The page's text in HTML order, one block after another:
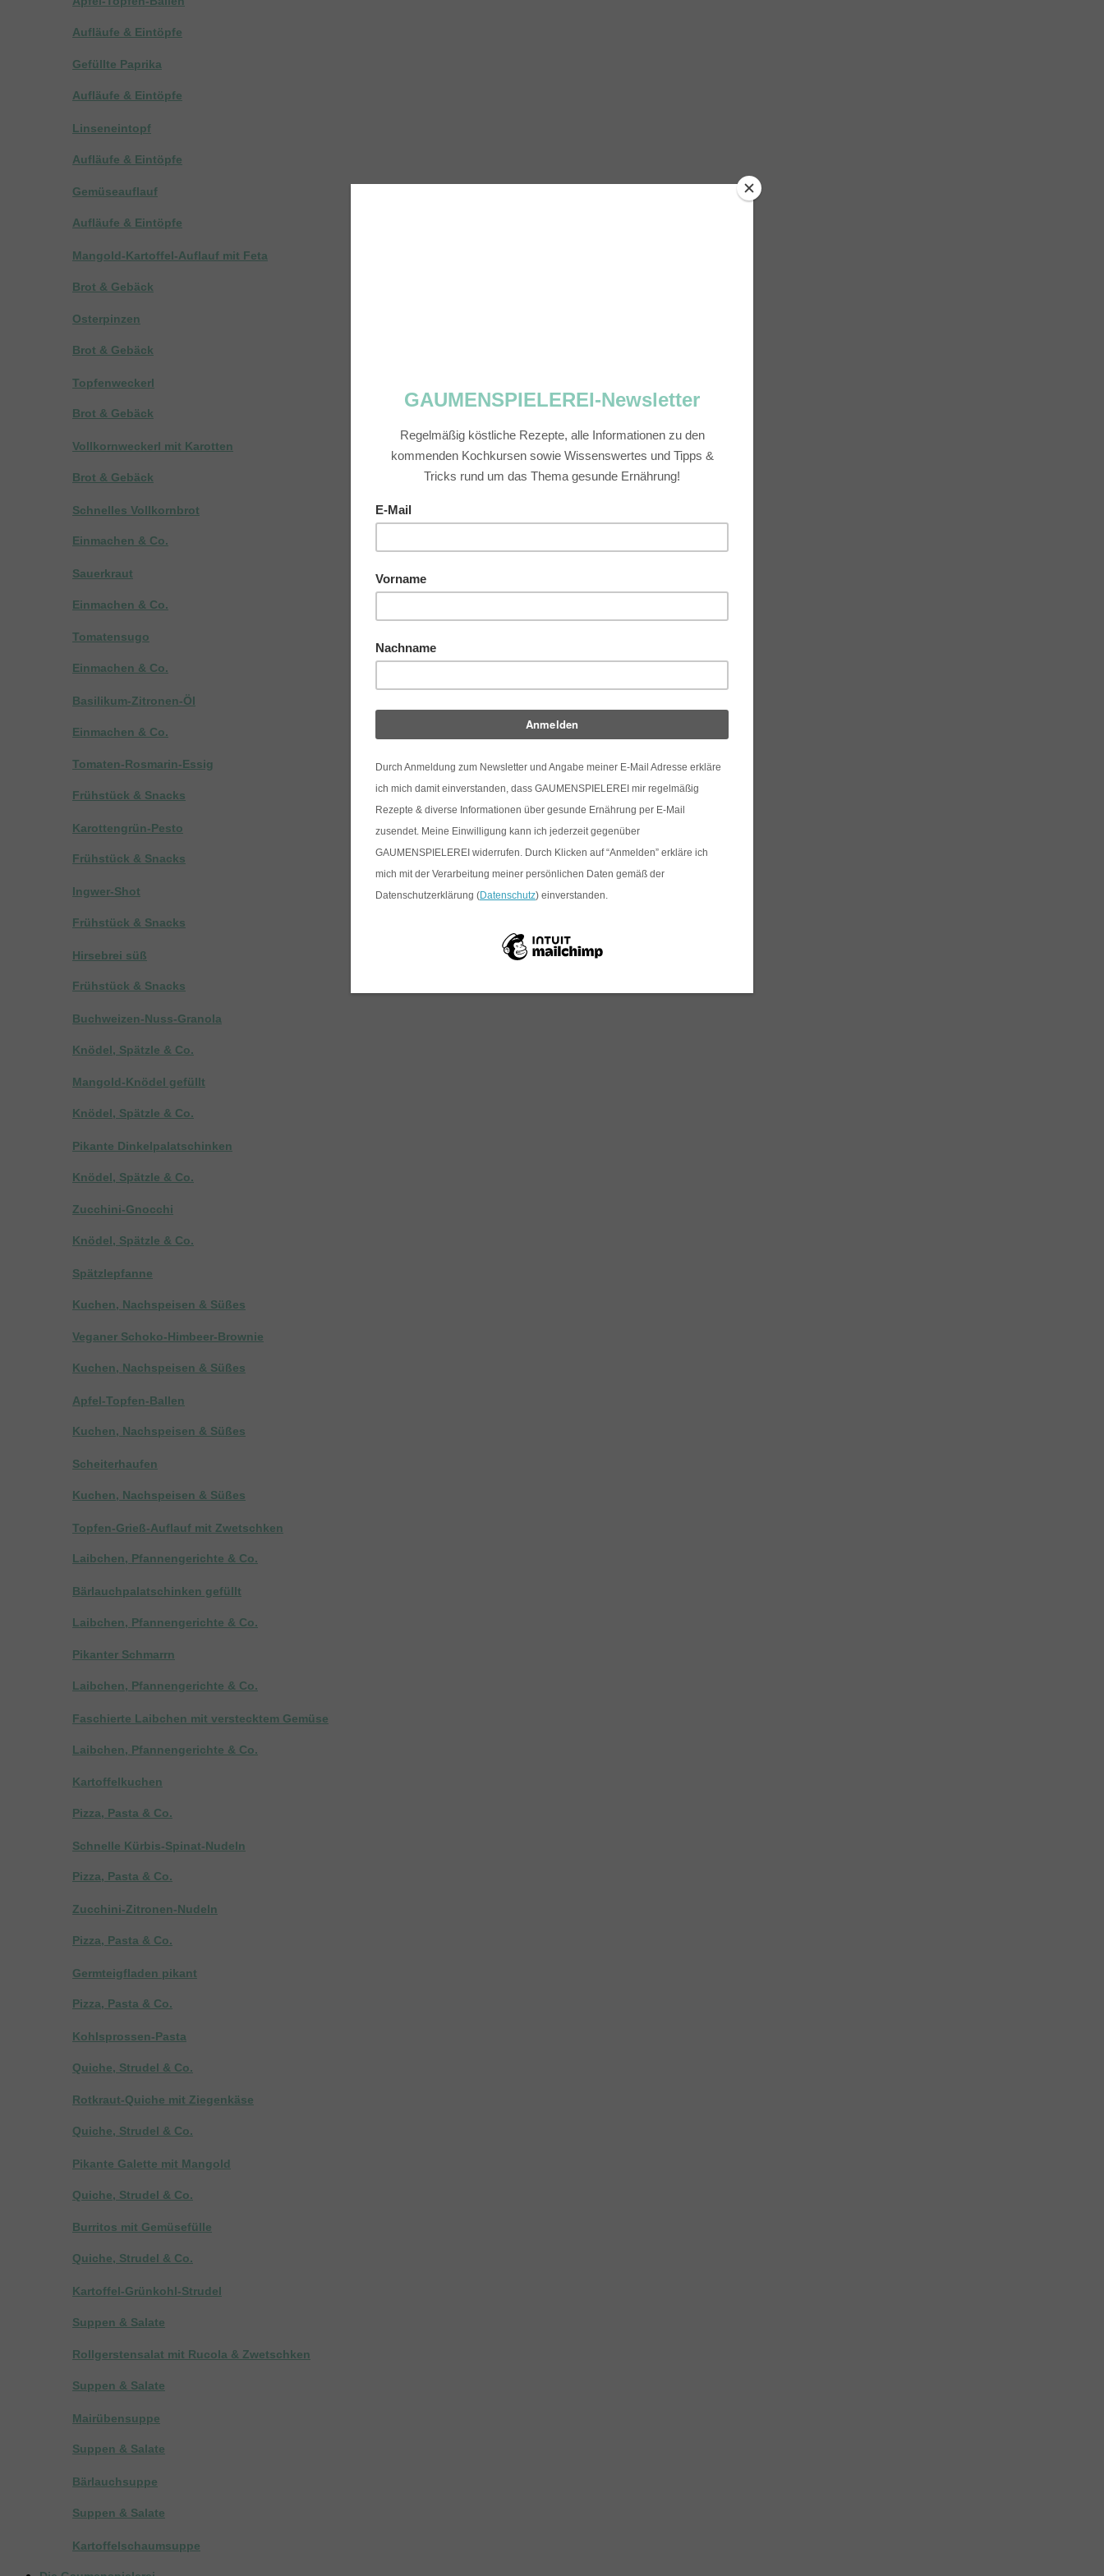
Aufläufe & Eintöpfe
Gefüllte Paprika
Aufläufe & Eintöpfe
Linseneintopf
Aufläufe & Eintöpfe
Gemüseauflauf
Aufläufe & Eintöpfe
Mangold-Kartoffel-Auflauf mit Feta
Brot & Gebäck
Osterpinzen
Brot & Gebäck
Topfenweckerl
Brot & Gebäck
Vollkornweckerl mit Karotten
Brot & Gebäck
Schnelles Vollkornbrot
Einmachen & Co.
Sauerkraut
Einmachen & Co.
Tomatensugo
Einmachen & Co.
Basilikum-Zitronen-Öl
Einmachen & Co.
Tomaten-Rosmarin-Essig
Frühstück & Snacks
Karottengrün-Pesto
Frühstück & Snacks
Ingwer-Shot
Frühstück & Snacks
Hirsebrei süß
Frühstück & Snacks
Buchweizen-Nuss-Granola
Knödel, Spätzle & Co.
Mangold-Knödel gefüllt
Knödel, Spätzle & Co.
Pikante Dinkelpalatschinken
Knödel, Spätzle & Co.
Zucchini-Gnocchi
Knödel, Spätzle & Co.
Spätzlepfanne
Kuchen, Nachspeisen & Süßes
Veganer Schoko-Himbeer-Brownie
Kuchen, Nachspeisen & Süßes
Apfel-Topfen-Ballen
Kuchen, Nachspeisen & Süßes
Scheiterhaufen
Kuchen, Nachspeisen & Süßes
Topfen-Grieß-Auflauf mit Zwetschken
Laibchen, Pfannengerichte & Co.
Bärlauchpalatschinken gefüllt
Laibchen, Pfannengerichte & Co.
Pikanter Schmarrn
Laibchen, Pfannengerichte & Co.
Faschierte Laibchen mit verstecktem Gemüse
Laibchen, Pfannengerichte & Co.
Kartoffelkuchen
Pizza, Pasta & Co.
Schnelle Kürbis-Spinat-Nudeln
Pizza, Pasta & Co.
Zucchini-Zitronen-Nudeln
Pizza, Pasta & Co.
Germteigfladen pikant
Pizza, Pasta & Co.
Kohlsprossen-Pasta
Quiche, Strudel & Co.
Rotkraut-Quiche mit Ziegenkäse
Quiche, Strudel & Co.
Pikante Galette mit Mangold
Quiche, Strudel & Co.
Burritos mit Gemüsefülle
Quiche, Strudel & Co.
Kartoffel-Grünkohl-Strudel
Suppen & Salate
Rollgerstensalat mit Rucola & Zwetschken
Suppen & Salate
Mairübensuppe
Suppen & Salate
Bärlauchsuppe
Suppen & Salate
Kartoffelschaumsuppe